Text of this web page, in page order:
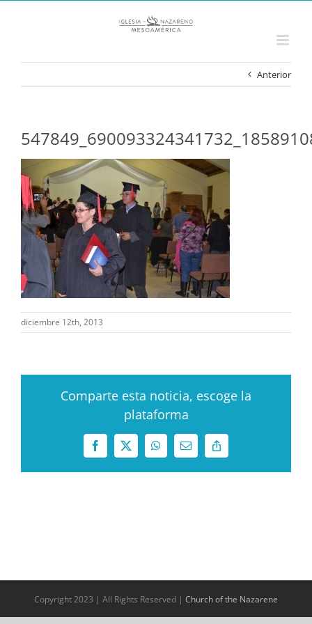
Anterior
diciembre 12th, 2013
Comparte esta noticia, escoge la
plataforma
Facebook
X WhatsAppCorreo
electrónico
Copy
Link
Copyright 2023 | All Rights Reserved | Church of the Nazarene